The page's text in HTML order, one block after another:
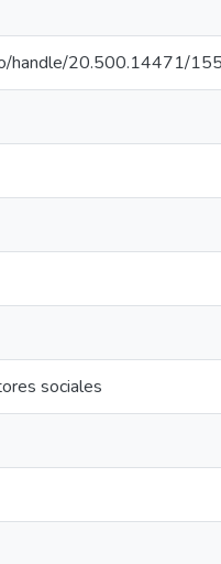
handle/20.500.14471/
sociales